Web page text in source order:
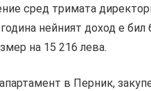
сред тримата
нейният доход е
на 15 216 лева.
в Перник,